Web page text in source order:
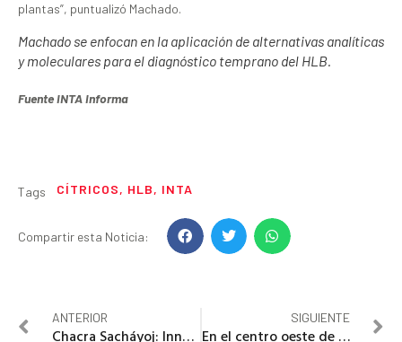
plantas”, puntualizó Machado.
Machado se enfocan en la aplicación de alternativas analíticas
y moleculares para el diagnóstico temprano del HLB.
Fuente INTA Informa
Tags CÍTRICOS, HLB, INTA
Compartir esta Noticia:
ANTERIOR
Chacra Sacháyoj: Innovación y tecnología para producir cuidando el ambiente
SIGUIENTE
En el centro oeste de Santiago del Estero las lluvias nos han venido acompañando durante el desarrollo de todos los cultivos